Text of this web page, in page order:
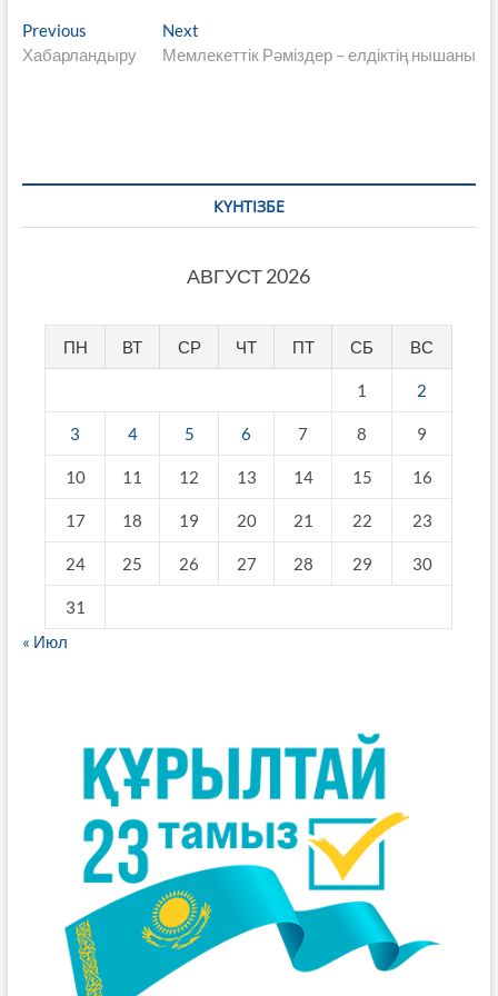
Навигация
по
PreviousPrevious
post:
Хабарландыру
Next
post:
Мемлекеттік Рәміздер – елдіктің нышаны
КҮНТІЗБЕ
АВГУСТ 2026
ПН ВТ СР ЧТ ПТ СБ ВС
1 2
3 4 5 6 7 8 9
10 11 12 13 14 15 16
17 18 19 20 21 22 23
24 25 26 27 28 29 30
31
« Июл